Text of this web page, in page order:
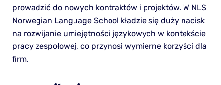
prowadzić do nowych kontraktów i projektów. W NLS
Norwegian Language School kładzie się duży nacisk
na rozwijanie umiejętności językowych w kontekście
pracy zespołowej, co przynosi wymierne korzyści dla
firm.